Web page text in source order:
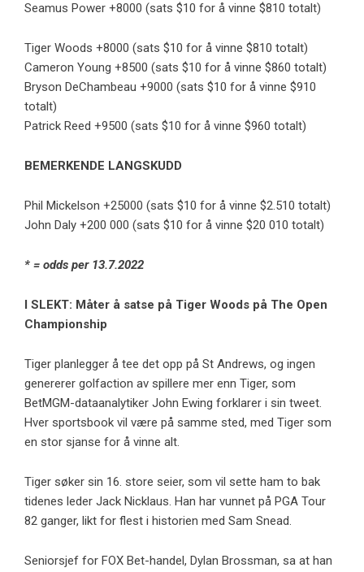
Seamus Power +8000 (sats $10 for å vinne $810 totalt)
Tiger Woods +8000 (sats $10 for å vinne $810 totalt)
Cameron Young +8500 (sats $10 for å vinne $860 totalt)
Bryson DeChambeau +9000 (sats $10 for å vinne $910
totalt)
Patrick Reed +9500 (sats $10 for å vinne $960 totalt)
BEMERKENDE LANGSKUDD
Phil Mickelson +25000 (sats $10 for å vinne $2.510 totalt)
John Daly +200 000 (sats $10 for å vinne $20 010 totalt)
* = odds per 13.7.2022
I SLEKT: Måter å satse på Tiger Woods på The Open
Championship
Tiger planlegger å tee det opp på St Andrews, og ingen
genererer golfaction av spillere mer enn Tiger, som
BetMGM-dataanalytiker John Ewing forklarer i sin tweet.
Hver sportsbook vil være på samme sted, med Tiger som
en stor sjanse for å vinne alt.
Tiger søker sin 16. store seier, som vil sette ham to bak
tidenes leder Jack Nicklaus. Han har vunnet på PGA Tour
82 ganger, likt for flest i historien med Sam Snead.
Seniorsjef for FOX Bet-handel, Dylan Brossman, sa at han